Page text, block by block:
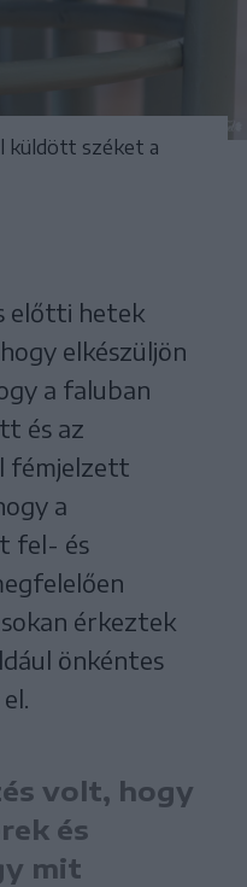
küldött széket a
előtti hetek
elkészüljön
a faluban
és az
fémjelzett
a
fel- és
érkeztek
önkéntes
volt, hogy
és
mit